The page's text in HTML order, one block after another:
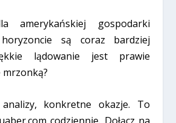
amerykańskiej gospodarki
są coraz bardziej
lądowanie jest prawie
analizy, konkretne okazje. To
codziennie. Dołącz na